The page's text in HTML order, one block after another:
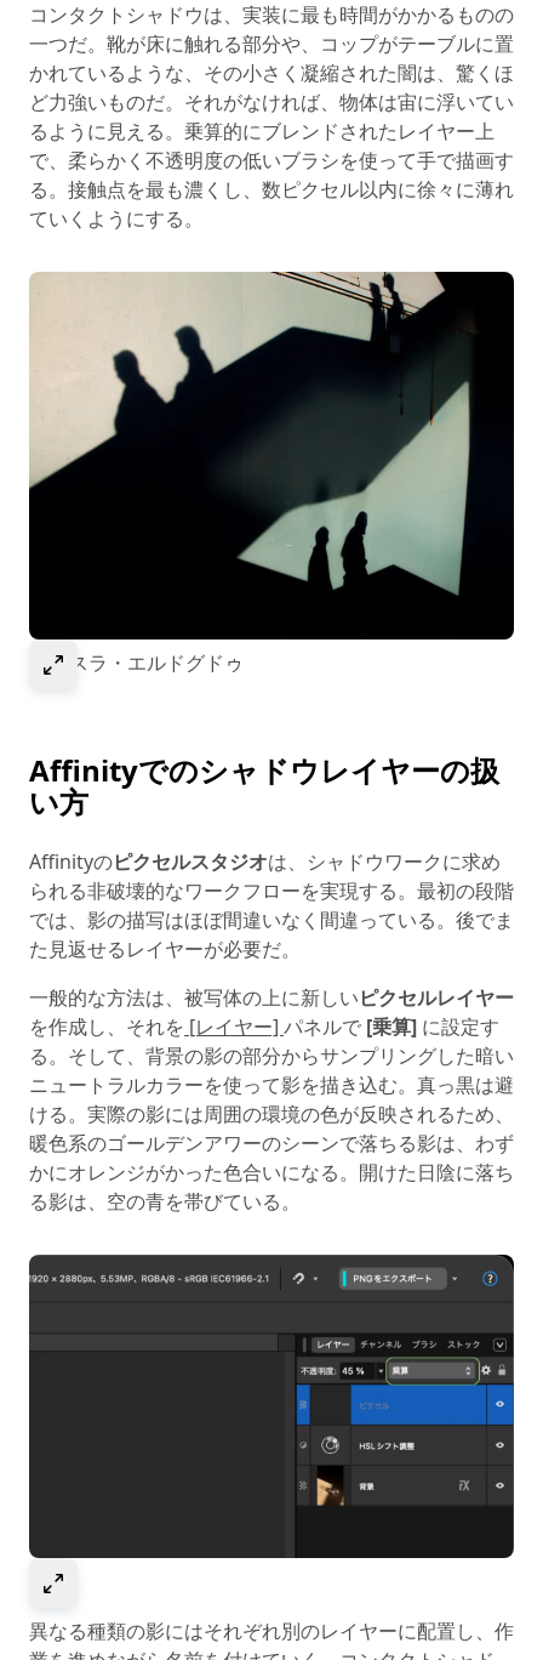
コンタクトシャドウは、実装に最も時間がかかるものの
一つだ。靴が床に触れる部分や、コップがテーブルに置
かれているような、その小さく凝縮された闇は、驚くほ
ど力強いものだ。それがなければ、物体は宙に浮いてい
るように見える。乗算的にブレンドされたレイヤー上
で、柔らかく不透明度の低いブラシを使って手で描画す
る。接触点を最も濃くし、数ピクセル以内に徐々に薄れ
ていくようにする。
Select to expand image
© エスラ・エルドグドゥ
Affinityでのシャドウレイヤーの扱
い方
Affinityのピクセルスタジオは、シャドウワークに求め
られる非破壊的なワークフローを実現する。最初の段階
では、影の描写はほぼ間違いなく間違っている。後でま
た見返せるレイヤーが必要だ。
一般的な方法は、被写体の上に新しいピクセルレイヤー
を作成し、それを [レイヤー] パネルで [乗算] に設定す
る。そして、背景の影の部分からサンプリングした暗い
ニュートラルカラーを使って影を描き込む。真っ黒は避
ける。実際の影には周囲の環境の色が反映されるため、
暖色系のゴールデンアワーのシーンで落ちる影は、わず
かにオレンジがかった色合いになる。開けた日陰に落ち
る影は、空の青を帯びている。
異なる種類の影にはそれぞれ別のレイヤーに配置し、作